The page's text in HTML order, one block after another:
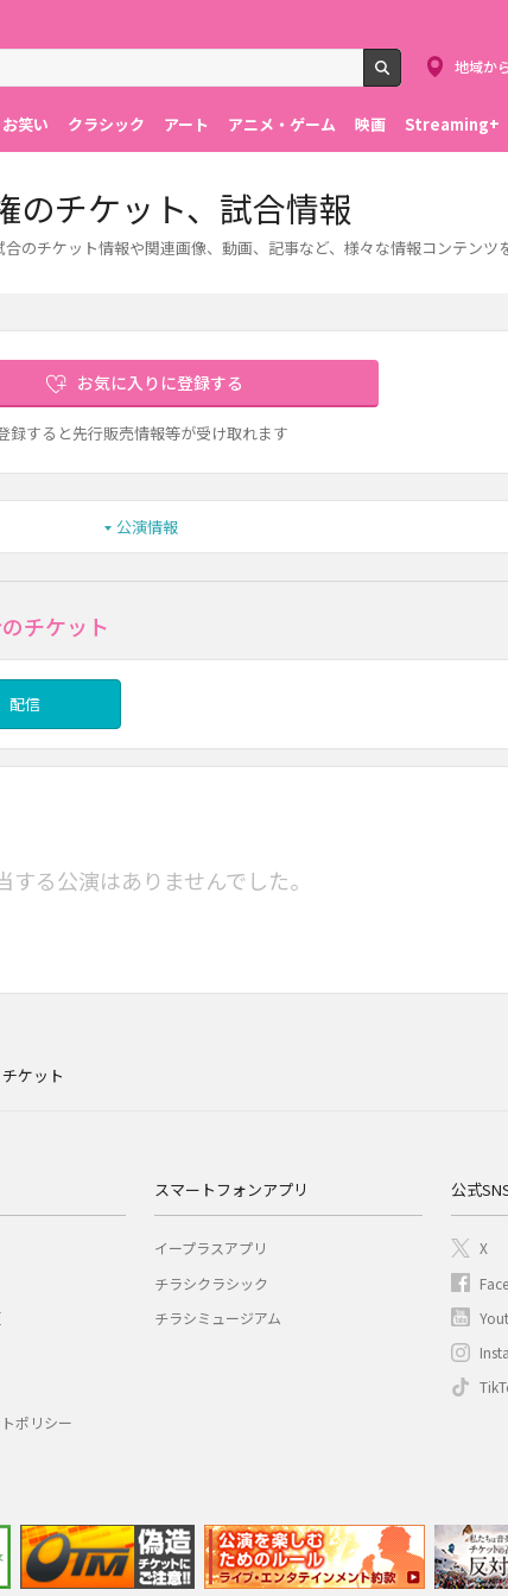
検索
地域か
笑い クラシック アート アニメ・ゲーム 映画 Streaming+
ケット
のチケット、試合情報
のチケット情報や関連画像、動画、記事など、様々な情報コンテンツ
お気に入りに登録する
録すると先行販売情報等が受け取れます
公演情報
チケット
配信
する公演はありませんでした。
ポリシー
スマートフォンアプリ
イープラスアプリ
チラシクラシック
チラシミュージアム
公式
X